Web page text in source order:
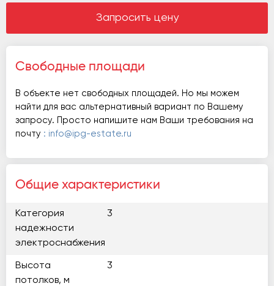
Запросить цену
Свободные площади
В объекте нет свободных площадей. Но мы можем
найти для вас альтернативный вариант по Вашему
запросу. Просто напишите нам Ваши требования на
почту : info@ipg-estate.ru
Общие характеристики
Категория
надежности
электроснабжения
3
Высота
потолков, м
3